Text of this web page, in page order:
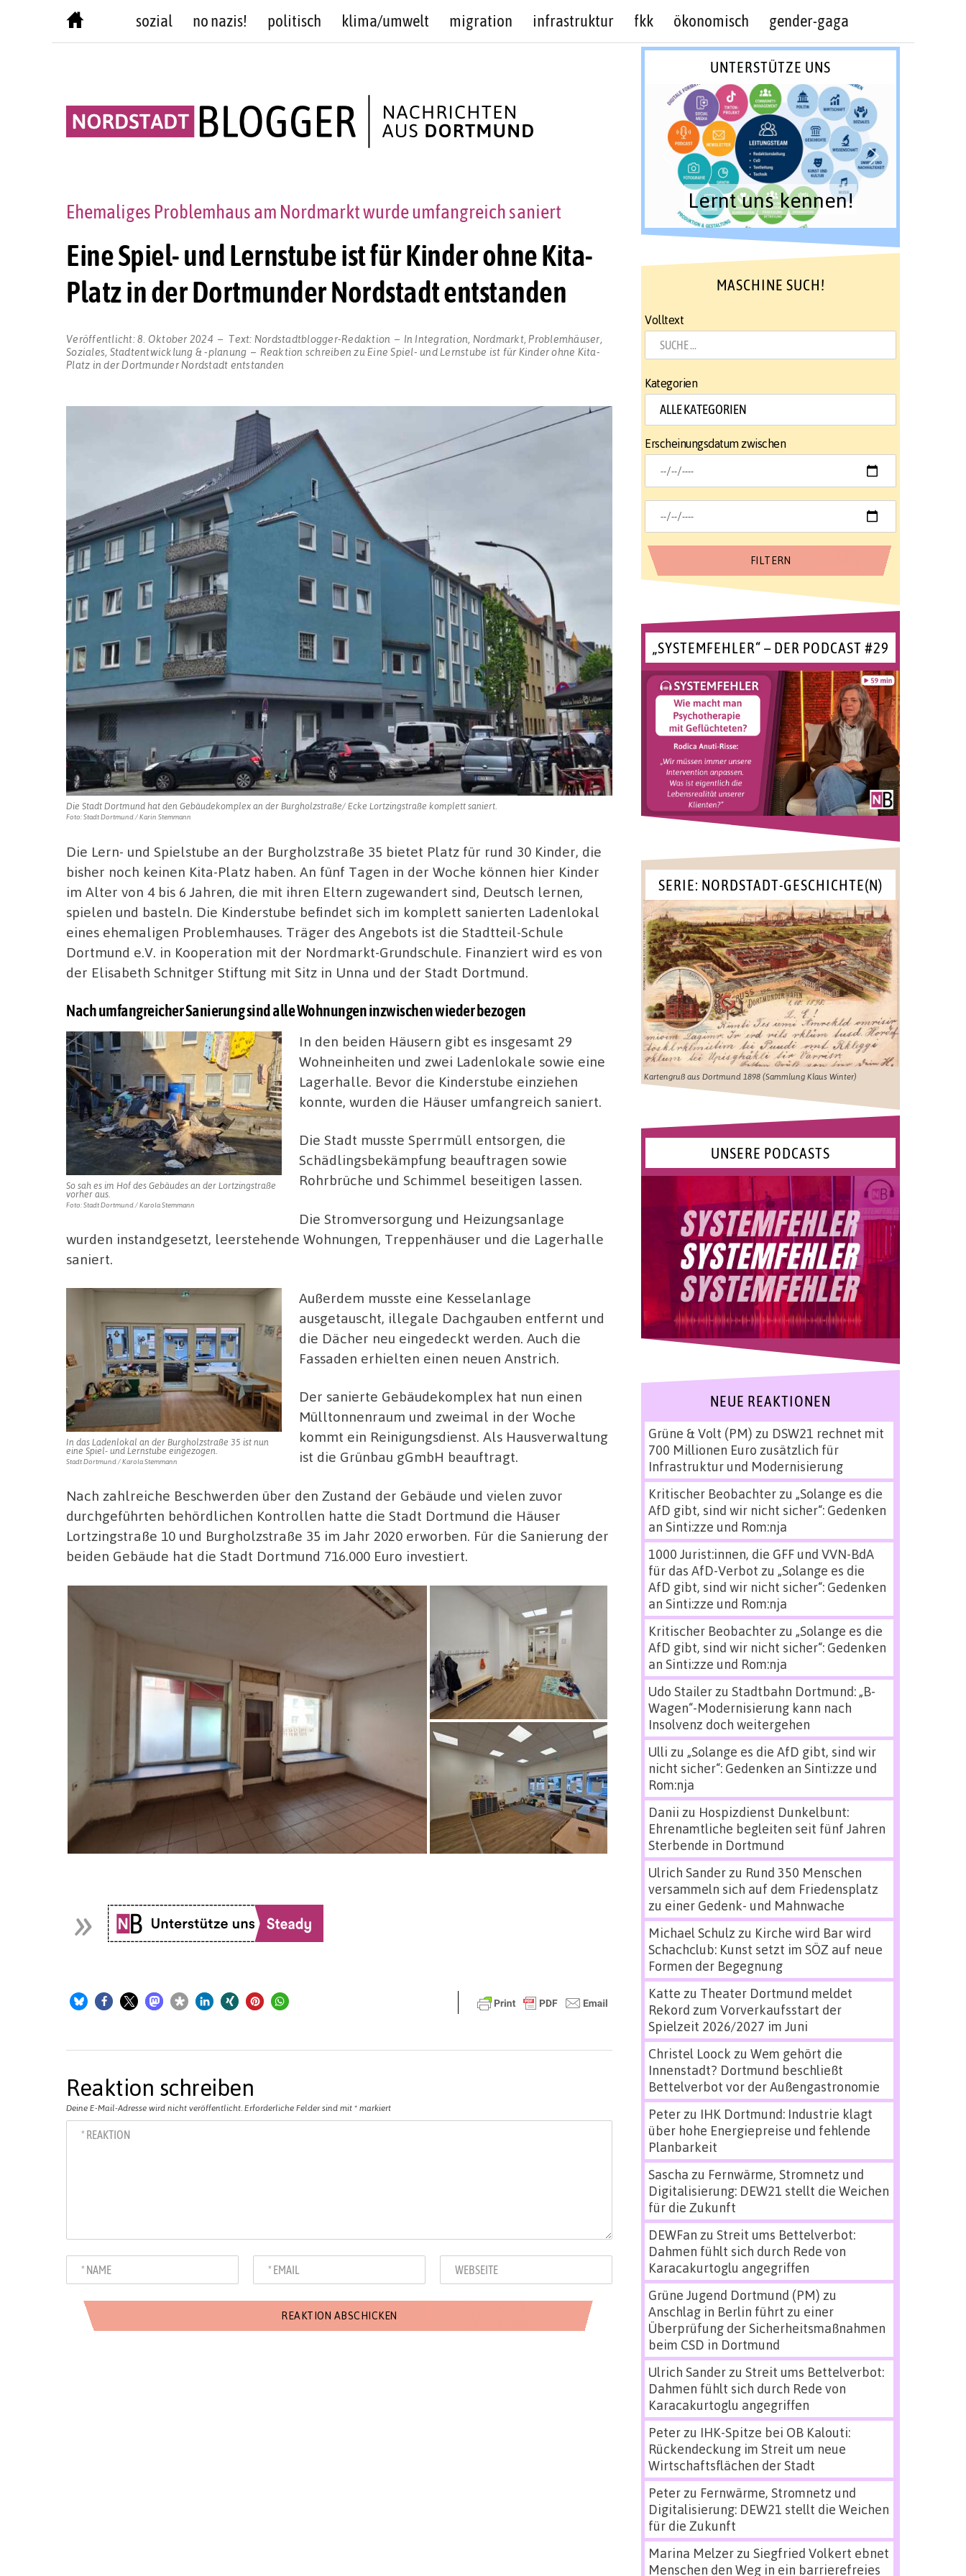
sozial no nazis! politisch klima/umwelt migration infrastruktur fkk ökonomisch gender-gaga
Eine Spiel- und Lernstube ist für Kinder ohne Kita-
Platz in der Dortmunder Nordstadt entstanden
Ehemaliges Problemhaus am Nordmarkt wurde umfangreich saniert
Veröffentlicht:8. Oktober 2024 Text: Nordstadtblogger-Redaktion In Integration Nordmarkt, Problemhäuser,
Soziales Stadtentwicklung & -planung Reaktion schreiben zu Eine Spiel- und Lernstube ist für Kinder ohne Kita-
Platz in der Dortmunder Nordstadt entstanden
Die Stadt Dortmund hat den Gebäudekomplex an der Burgholzstraße/ Ecke Lortzingstraße komplett saniert.
Foto: Stadt Dortmund / Karin Stemmann
Die Lern- und Spielstube an der Burgholzstraße 35 bietet Platz für rund 30 Kinder, die
bisher noch keinen Kita-Platz haben. An fünf Tagen in der Woche können hier Kinder
im Alter von 4 bis 6 Jahren, die mit ihren Eltern zugewandert sind, Deutsch lernen,
spielen und basteln. Die Kinderstube befindet sich im komplett sanierten Ladenlokal
eines ehemaligen Problemhauses. Träger des Angebots ist die Stadtteil-Schule
Dortmund e.V. in Kooperation mit der Nordmarkt-Grundschule. Finanziert wird es von
der Elisabeth Schnitger Stiftung mit Sitz in Unna und der Stadt Dortmund.
Nach umfangreicher Sanierung sind alle Wohnungen inzwischen wieder bezogen
So sah es im Hof des Gebäudes an der Lortzingstraße
vorher aus.
Foto: Stadt Dortmund / Karola Stemmann
In den beiden Häusern gibt es insgesamt 29
Wohneinheiten und zwei Ladenlokale sowie eine
Lagerhalle. Bevor die Kinderstube einziehen
konnte, wurden die Häuser umfangreich saniert.
Die Stadt musste Sperrmüll entsorgen, die
Schädlingsbekämpfung beauftragen sowie
Rohrbrüche und Schimmel beseitigen lassen.
Die Stromversorgung und Heizungsanlage
wurden instandgesetzt, leerstehende Wohnungen, Treppenhäuser und die Lagerhalle
saniert.
In das Ladenlokal an der Burgholzstraße 35 ist nun
eine Spiel- und Lernstube eingezogen.
Stadt Dortmund / Karola Stemmann
Außerdem musste eine Kesselanlage
ausgetauscht, illegale Dachgauben entfernt und
die Dächer neu eingedeckt werden. Auch die
Fassaden erhielten einen neuen Anstrich.
Der sanierte Gebäudekomplex hat nun einen
Mülltonnenraum und zweimal in der Woche
kommt ein Reinigungsdienst. Als Hausverwaltung
ist die Grünbau gGmbH beauftragt.
Nach zahlreiche Beschwerden über den Zustand der Gebäude und vielen zuvor
durchgeführten behördlichen Kontrollen hatte die Stadt Dortmund die Häuser
Lortzingstraße 10 und Burgholzstraße 35 im Jahr 2020 erworben. Für die Sanierung der
beiden Gebäude hat die Stadt Dortmund 716.000 Euro investiert.
Reaktion schreiben
Deine E-Mail-Adresse wird nicht veröffentlicht. Erforderliche Felder sind mit * markiert
UNTERSTÜTZE UNS
Lernt uns kennen!
MASCHINE SUCH!
Volltext
Kategorien
Erscheinungsdatum zwischen
„SYSTEMFEHLER“ – DER PODCAST #29
SERIE: NORDSTADT-GESCHICHTE(N)
Kartengruß aus Dortmund 1898 (Sammlung Klaus Winter)
UNSERE PODCASTS
NEUE REAKTIONEN
Grüne & Volt (PM) zu DSW21 rechnet mit
700 Millionen Euro zusätzlich für
Infrastruktur und Modernisierung
Kritischer Beobachterzu „Solange es die
AfD gibt, sind wir nicht sicher“: Gedenken
an Sinti:zze und Rom:nja
1000 Jurist:innen, die GFF und VVN-BdA
für das AfD-Verbot zu „Solange es die
AfD gibt, sind wir nicht sicher“: Gedenken
an Sinti:zze und Rom:nja
Kritischer Beobachterzu „Solange es die
AfD gibt, sind wir nicht sicher“: Gedenken
an Sinti:zze und Rom:nja
Udo Stailerzu Stadtbahn Dortmund: „B-
Wagen“-Modernisierung kann nach
Insolvenz doch weitergehen
Ulli zu „Solange es die AfD gibt, sind wir
nicht sicher“: Gedenken an Sinti:zze und
Rom:nja
Danii zu Hospizdienst Dunkelbunt:
Ehrenamtliche begleiten seit fünf Jahren
Sterbende in Dortmund
Ulrich Sanderzu Rund 350 Menschen
versammeln sich auf dem Friedensplatz
zu einer Gedenk- und Mahnwache
Michael Schulz zu Kirche wird Bar wird
Schachclub: Kunst setzt im SÖZ auf neue
Formen der Begegnung
Katte zu Theater Dortmund meldet
Rekord zum Vorverkaufsstart der
Spielzeit 2026/2027 im Juni
Christel Loock zu Wem gehört die
Innenstadt? Dortmund beschließt
Bettelverbot vor der Außengastronomie
Peterzu IHK Dortmund: Industrie klagt
über hohe Energiepreise und fehlende
Planbarkeit
Sascha zu Fernwärme, Stromnetz und
Digitalisierung: DEW21 stellt die Weichen
für die Zukunft
DEWFan zu Streit ums Bettelverbot:
Dahmen fühlt sich durch Rede von
Karacakurtoglu angegriffen
Grüne Jugend Dortmund (PM) zu
Anschlag in Berlin führt zu einer
Überprüfung der Sicherheitsmaßnahmen
beim CSD in Dortmund
Ulrich Sanderzu Streit ums Bettelverbot:
Dahmen fühlt sich durch Rede von
Karacakurtoglu angegriffen
Peterzu IHK-Spitze bei OB Kalouti:
Rückendeckung im Streit um neue
Wirtschaftsflächen der Stadt
Peterzu Fernwärme, Stromnetz und
Digitalisierung: DEW21 stellt die Weichen
für die Zukunft
Marina Melzerzu Siegfried Volkert ebnet
Menschen den Weg in ein barrierefreies